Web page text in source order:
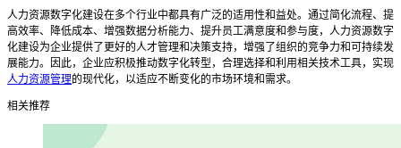
人力资源数字化建设在多个行业中都具有广泛的适用性和益处。通过简化流程、提
高效率、降低成本、增强数据分析能力、提升员工满意度和参与度，人力资源数字
化建设为企业提供了更好的人才管理和决策支持，增强了组织的竞争力和可持续发
展能力。因此，企业应积极推动数字化转型，合理选择和利用相关技术工具，实现
人力资源管理的现代化，以适应不断变化的市场环境和需求。
相关推荐